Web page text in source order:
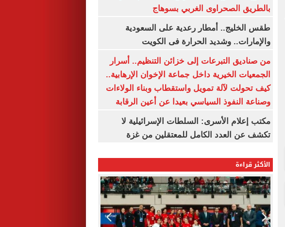
بالطريق الصحراوى الغربي بسوهاج
طقس الخليج.. أمطار رعدية على السعودية
والإمارات.. وشديد الحرارة فى الكويت
من صناديق التبرعات إلى خزائن التنظيم.. أسرار
الجمعيات الخيرية داخل جماعة الإخوان الإرهابية..
كيف تحولت لآلة تمويل واستقطاب وبناء الولاءات
وصناعة النفوذ السياسي بعيدا عن أعين الرقابة
مكتب إعلام الأسرى: السلطات الإسرائيلية لا
تكشف عن العدد الكامل للمعتقلين من غزة
الأكثر قراءة